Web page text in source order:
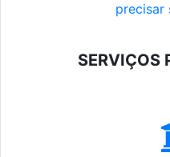
precisar
SERVIÇOS